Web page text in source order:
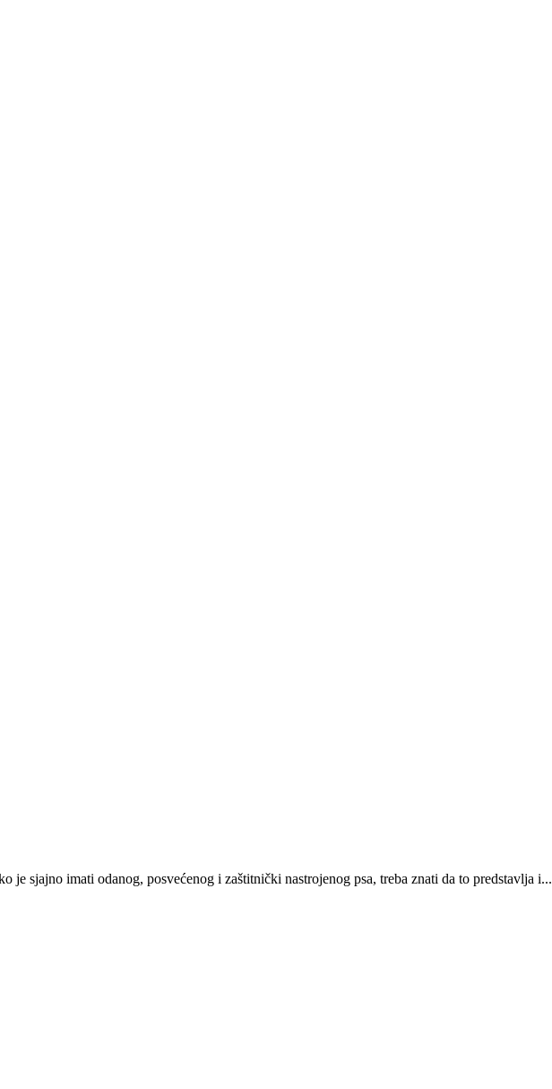
je sjajno imati odanog, posvećenog i zaštitnički nastrojenog psa, treba znati da to predstavlja i...